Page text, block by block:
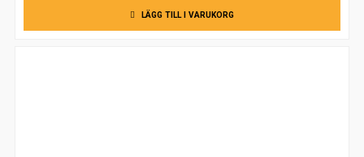
LÄGG TILL I VARUKORG